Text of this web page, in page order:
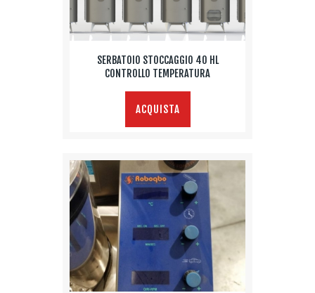
SERBATOIO STOCCAGGIO 40 HL
CONTROLLO TEMPERATURA
ACQUISTA